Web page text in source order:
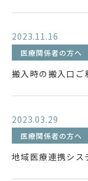
2023.11.16
医療関係者の方へ
搬入時の搬入口ご
2023.03.29
医療関係者の方へ
地域医療連携シス